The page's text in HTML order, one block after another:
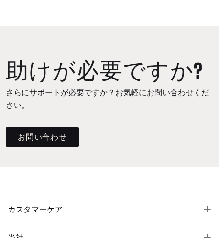
助けが必要ですか?
さらにサポートが必要ですか？お気軽にお問い合わせくだ
さい。
お問い合わせ
カスタマーケア